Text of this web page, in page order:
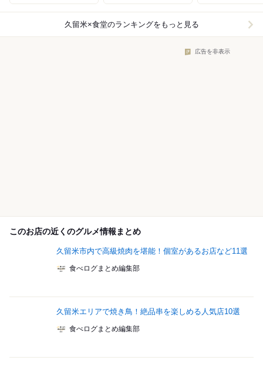
久留米×食堂のランキングをもっと見る
広告を非表示
このお店の近くのグルメ情報まとめ
久留米市内で高級焼肉を堪能！個室があるお店など11選
食べログまとめ編集部
久留米エリアで焼き鳥！絶品串を楽しめる人気店10選
食べログまとめ編集部